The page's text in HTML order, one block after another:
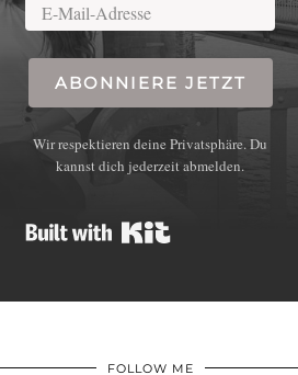
ABONNIERE JETZT
Wir respektieren deine Privatsphäre. Du
kannst dich jederzeit abmelden.
FOLLOW ME